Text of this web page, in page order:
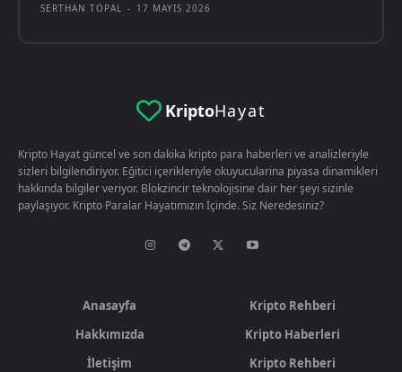
SERTHAN TOPAL - 17 MAYIS 2026
KriptoHayat
Kripto Hayat güncel ve son dakika kripto para haberleri ve analizleriyle
sizleri bilgilendiriyor. Eğitici içerikleriyle okuyucularina piyasa dinamikleri
hakkında bilgiler veriyor. Blokzincir teknolojisine dair her şeyi sizinle
paylaşıyor. Kripto Paralar Hayatımızın İçinde. Siz Neredesiniz?
Anasayfa
Hakkımızda
İletişim
Kripto Rehberi
Kripto Haberleri
Kripto Rehberi